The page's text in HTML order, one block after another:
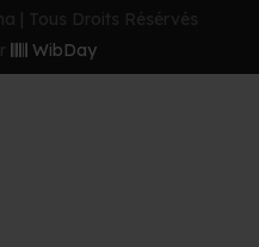
| Tous Droits Résérvés
WibDay